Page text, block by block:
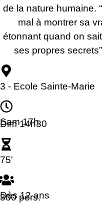
de la nature humaine.
mal à montrer sa
étonnant quand on
ses propres
3 - Ecole Sainte-Marie
Sam 17h
Dim 14h30
75'
Dès 12 ans
300 pers.